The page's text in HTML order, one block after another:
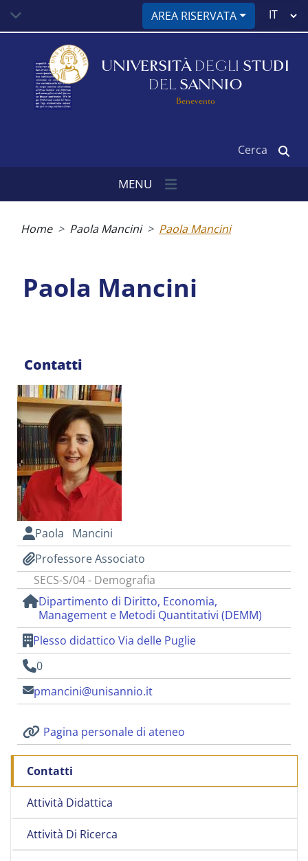
contenuto
AREA RISERVATA
Select
UNIVERSITÀ DEGLI STUDI
DEL SANNIO
Benevento
MENU
Home Paola Mancini Paola Mancini
Contatti
Attività Didattica
Attività Di Ricerca
Paola Mancini
Contatti
Paola Mancini
Professore Associato
SECS-S/04 - Demografia
Dipartimento di Diritto, Economia,
Management e Metodi Quantitativi (DEMM)
Plesso didattico Via delle Puglie
0
pmancini@unisannio.it
Pagina personale di ateneo